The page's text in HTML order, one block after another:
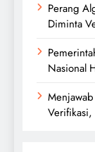
Perang
Diminta
Nasional
Verifikasi,